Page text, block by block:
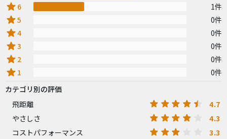
star 6 1件
star5 0件
star4 0件
star3 0件
star 2 0件
star 1
0件
カテゴリ別の評価
飛距離
4.7
やさしさ 4.3
コストパフォーマンス 3.3